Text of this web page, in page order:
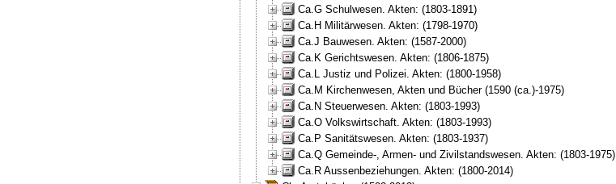
Ca.G Schulwesen. Akten: (1803-1891)
Ca.H Militärwesen. Akten: (1798-1970)
Ca.J Bauwesen. Akten: (1587-2000)
Ca.K Gerichtswesen. Akten: (1806-1875)
Ca.L Justiz und Polizei. Akten: (1800-1958)
Ca.M Kirchenwesen, Akten und Bücher (1590 (ca.)-1975)
Ca.N Steuerwesen. Akten: (1803-1993)
Ca.O Volkswirtschaft. Akten: (1803-1993)
Ca.P Sanitätswesen. Akten: (1803-1937)
Ca.Q Gemeinde-, Armen- und Zivilstandswesen. Akten: (1803-1975)
Ca.R Aussenbeziehungen. Akten: (1800-2014)